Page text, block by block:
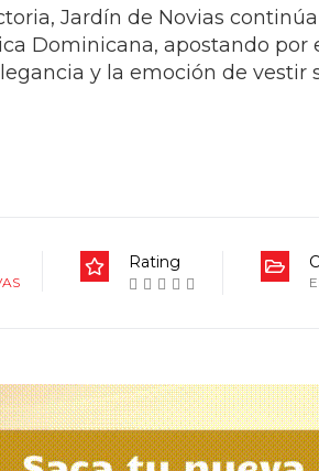
de Jardín de Novias,